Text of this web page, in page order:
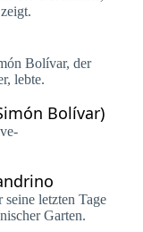
Bolívar, der
lebte.
Bolívar)
letzten Tage
Garten.